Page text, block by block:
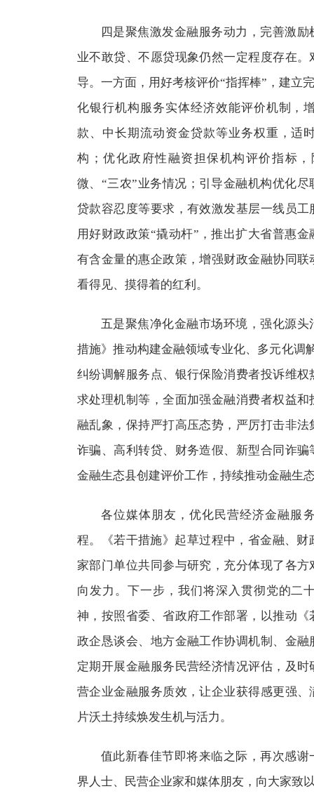
四是聚焦激发金融服务动力，完善激
业不敢贷、不愿贷现象仍然一定程度存在
导。一方面，用好考核评价“指挥棒”，建立
化银行机构服务实体经济效能评价机制，
款、中长期流动资金贷款等业务权重，适
构；优化政府性融资担保机构评价指标
微、“三农”业务情况；引导金融机构优化
贷款容忍度等要求，有效激发基层一线员
用好财政政策“撬动杆”，推出扩大省普惠
有含金量的惠企政策，增强财政金融协同
看得见、摸得着的红利。
五是聚焦净化金融市场环境，强化源
措施》推动构建金融领域专业化、多元化调
纠纷调解服务点、银行保险消费者投诉维
求处理机制等，全面加强金融消费者权益
融乱象，保持严打高压态势，严厉打击非
诈骗、高利转贷、财务造假、新型合同诈
金融生态县创建评价工作，持续推动金融生
各位媒体朋友，优化民营经济金融服
程。《若干措施》起草过程中，省金融、
家部门单位共同参与研究，充分体现了各
向发力。下一步，我们将深入贯彻党的二
神，按照省委、省政府工作部署，以推动
政企恳谈会、地方金融工作协调机制、金
定期开展金融服务民营经济情况评估，及
营企业金融服务质效，让企业获得感更强
片沃土持续焕发生机与活力。
值此新春佳节即将来临之际，再次感
界人士、民营企业家和媒体朋友，向大家致